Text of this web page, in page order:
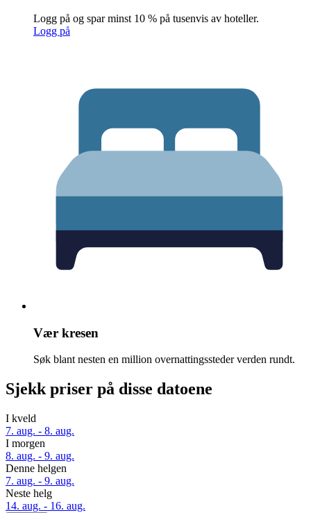
Logg på og spar minst 10 % på tusenvis av hoteller.
Logg på
Vær kresen
Søk blant nesten en million overnattingssteder verden rundt.
Sjekk priser på disse datoene
I kveld
7. aug. - 8. aug.
I morgen
8. aug. - 9. aug.
Denne helgen
7. aug. - 9. aug.
Neste helg
14. aug. - 16. aug.